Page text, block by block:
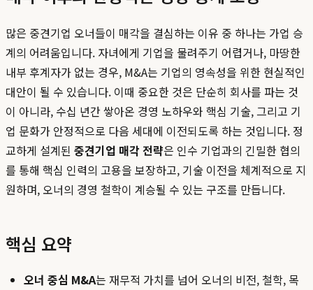
많은 중견기업 오너들이 매각을 결심하는 이유 중 하나는 가업 승
계의 어려움입니다. 자녀에게 기업을 물려주기 어렵거나, 마땅한
내부 후계자가 없는 경우, M&A는 기업의 영속성을 위한 현실적인
대안이 될 수 있습니다. 이때 중요한 것은 단순히 회사를 파는 것
이 아니라, 수십 년간 쌓아온 경영 노하우와 핵심 기술, 그리고 기
업 문화가 안정적으로 다음 세대에 이전되도록 하는 것입니다. 정
교하게 설계된 중견기업 매각 전략은 인수 기업과의 긴밀한 협의
를 통해 핵심 인력의 고용을 보장하고, 기술 이전을 체계적으로 지
원하며, 오너의 경영 철학이 계승될 수 있는 구조를 만듭니다.
핵심 요약
오너 중심 M&A는 재무적 가치를 넘어 오너의 비전, 철학, 목